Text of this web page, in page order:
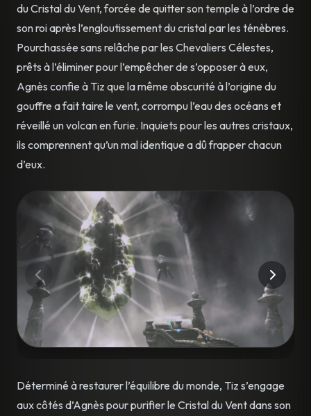
du Cristal du Vent, forcée de quitter son temple à l’ordre de
son roi après l’engloutissement du cristal par les ténèbres.
Pourchassée sans relâche par les Chevaliers Célestes,
prêts à l’éliminer pour l’empêcher de s’opposer à eux,
Agnès confie à Tiz que la même obscurité à l’origine du
gouffre a fait taire le vent, corrompu l’eau des océans et
réveillé un volcan en furie. Inquiets pour les autres cristaux,
ils comprennent qu’un mal identique a dû frapper chacun
d’eux.
Déterminé à restaurer l’équilibre du monde, Tiz s’engage
aux côtés d’Agnès pour purifier le Cristal du Vent dans son